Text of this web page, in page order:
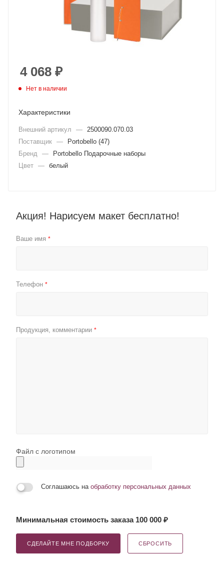
4 068 ₽
Нет в наличии
Характеристики
Внешний артикул —
2500090.070.03
Поставщик —
Portobello (47)
Бренд
—
Portobello Подарочные наборы
Цвет — белый
Акция! Нарисуем макет бесплатно!
Ваше имя *
Телефон *
Продукция, комментарии *
Файл с логотипом
Соглашаюсь на обработку персональных данных
Минимальная стоимость заказа 100 000 ₽
СДЕЛАЙТЕ МНЕ ПОДБОРКУ СБРОСИТЬ